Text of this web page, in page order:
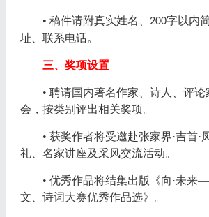
• 稿件请附真实姓名、 200字以内
址、联系电话。
三、奖项设置
• 聘请国内著名作家、诗人、评
会，按类别评出相关奖项。
• 获奖作者将受邀赴张家界·吉首·
礼、名家讲座及采风交流活动。
• 优秀作品将结集出版《向·未
文、诗词大赛优秀作品选》。